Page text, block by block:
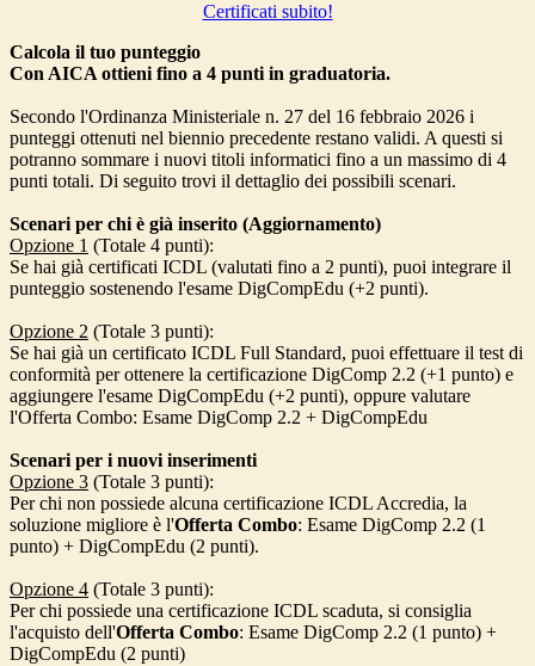
Certificati subito!
Calcola il tuo punteggio
Con AICA ottieni fino a 4 punti in graduatoria.
Secondo l'Ordinanza Ministeriale n. 27 del 16 febbraio 2026 i
punteggi ottenuti nel biennio precedente restano validi. A questi si
potranno sommare i nuovi titoli informatici fino a un massimo di 4
punti totali. Di seguito trovi il dettaglio dei possibili scenari.
Scenari per chi è già inserito (Aggiornamento)
Opzione 1 (Totale 4 punti):
Se hai già certificati ICDL (valutati fino a 2 punti), puoi integrare il
punteggio sostenendo l'esame DigCompEdu (+2 punti).
Opzione 2 (Totale 3 punti):
Se hai già un certificato ICDL Full Standard, puoi effettuare il test di
conformità per ottenere la certificazione DigComp 2.2 (+1 punto) e
aggiungere l'esame DigCompEdu (+2 punti), oppure valutare
l'Offerta Combo: Esame DigComp 2.2 + DigCompEdu
Scenari per i nuovi inserimenti
Opzione 3 (Totale 3 punti):
Per chi non possiede alcuna certificazione ICDL Accredia, la
soluzione migliore è l'Offerta Combo: Esame DigComp 2.2 (1
punto) + DigCompEdu (2 punti).
Opzione 4 (Totale 3 punti):
Per chi possiede una certificazione ICDL scaduta, si consiglia
l'acquisto dell'Offerta Combo: Esame DigComp 2.2 (1 punto) +
DigCompEdu (2 punti)